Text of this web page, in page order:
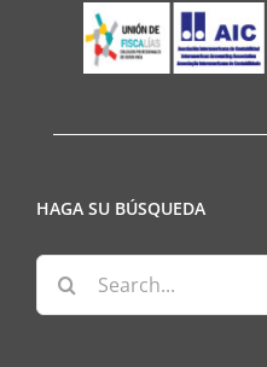
HAGA SU BÚSQUEDA
Search
for: